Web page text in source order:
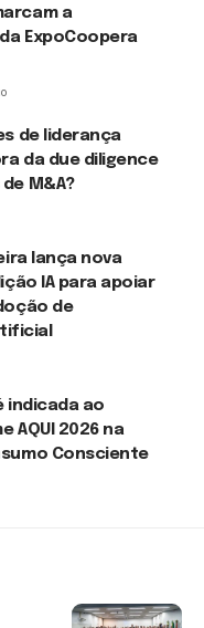
a
ExpoCoopera
de liderança
da due diligence
M&A?
lança nova
IA para apoiar
de
indicada ao
AQUI 2026 na
Consciente